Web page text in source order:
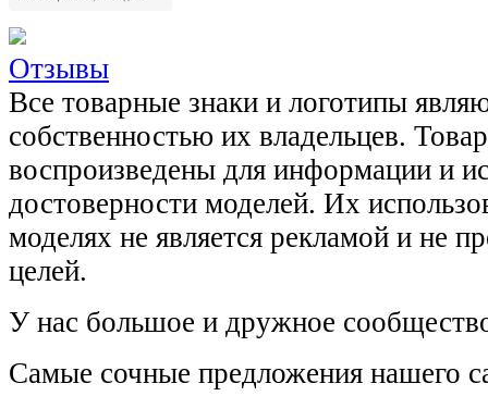
Отзывы
Все товарные знаки и логотипы
собственностью их владельцев.
воспроизведены для информации и
достоверности моделей. Их
моделях не является рекламой и не
целей.
У нас большое и дружное
Самые сочные предложения нашего